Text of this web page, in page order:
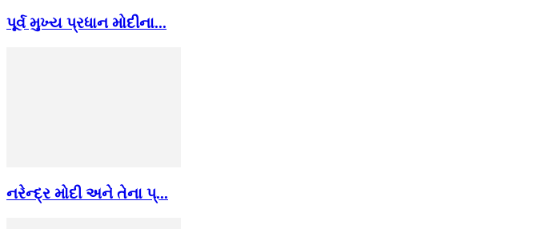
પૂર્વ મુખ્ય પ્રધાન મોદીના...
નરેન્દ્ર મોદી અને તેના પ્...